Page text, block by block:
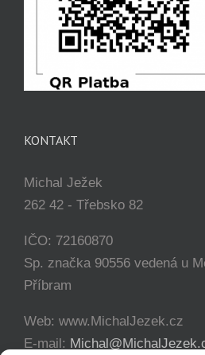
KONTAKT
Michal Ježek
262 42 - Třebsko 82
IČO: 72160870
Sp. značka 90556 vedená u
Příbram
Web: www.MichalJezek.cz
E-mail: